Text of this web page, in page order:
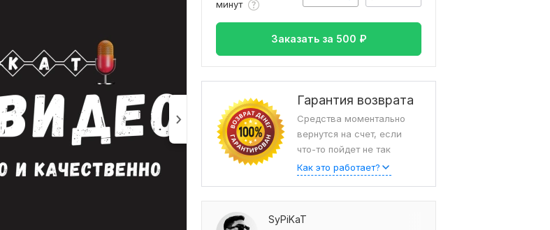
минут
Заказать за 500 ₽
Гарантия возврата
Средства моментально
вернутся на счет, если
что-то пойдет не так
Как это работает?
SyPiKaT